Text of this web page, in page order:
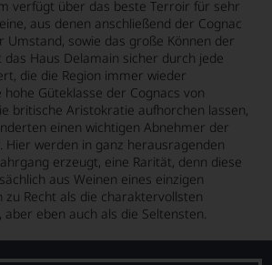
verfügt über das beste Terroir für sehr
aus denen anschließend der Cognac
Umstand, sowie das große Können der
Haus Delamain sicher durch jede
die die Region immer wieder
Güteklasse der Cognacs von
britische Aristokratie aufhorchen lassen,
einen wichtigen Abnehmer der
Hier werden in ganz herausragenden
erzeugt, eine Rarität, denn diese
aus Weinen eines einzigen
zu Recht als die charaktervollsten
eben auch als die Seltensten.